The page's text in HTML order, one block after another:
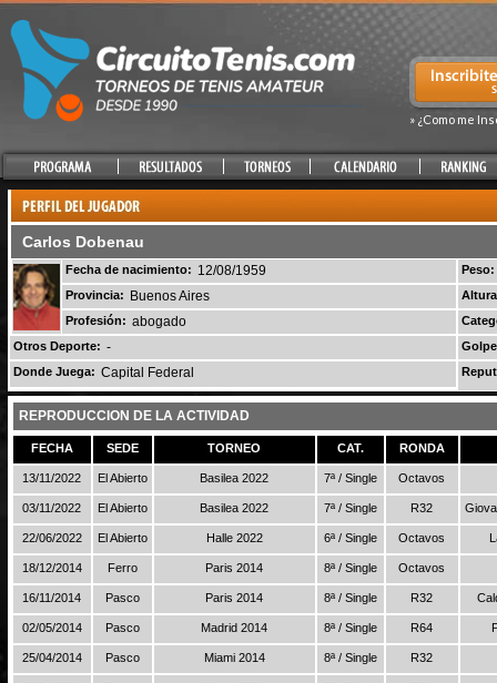
» ¿Como me
Carlos Dobenau
Fecha de nacimiento: 12/08/1959
Peso:
Provincia:
Buenos Aires
Profesión: abogado
Otros Deporte: -
Donde Juega: Capital Federal
REPRODUCCION DE LA ACTIVIDAD
FECHA SEDE TORNEO CAT. RONDA
13/11/2022 El Abierto Basilea 2022 7ª / Single Octavos
03/11/2022 El Abierto Basilea 2022 7ª / Single R32
22/06/2022 El Abierto Halle 2022 6ª / Single Octavos
18/12/2014 Ferro Paris 2014 8ª / Single Octavos
16/11/2014 Pasco Paris 2014 8ª / Single R32
02/05/2014 Pasco Madrid 2014 8ª / Single R64
25/04/2014 Pasco Miami 2014 8ª / Single R32